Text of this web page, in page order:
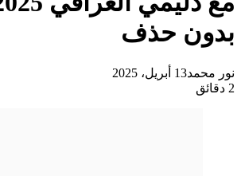
بدون حذف
نور محمد13 أبريل، 2025
2 دقائق